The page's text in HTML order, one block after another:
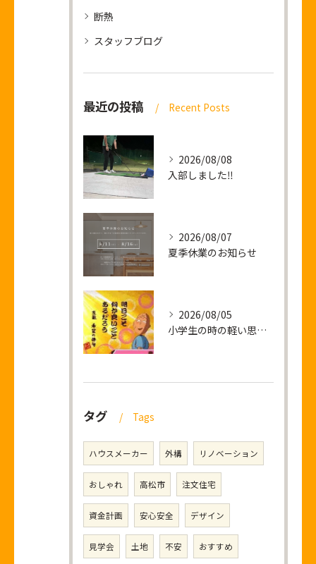
断熱
スタッフブログ
最近の投稿 Recent Posts
2026/08/08
入部しました‼
2026/08/07
夏季休業のお知らせ
2026/08/05
小学生の時の軽い思い出話し
タグ Tags
ハウスメーカー 外構 リノベーション
おしゃれ 高松市 注文住宅
資金計画 安心安全 デザイン
見学会 土地 不安 おすすめ